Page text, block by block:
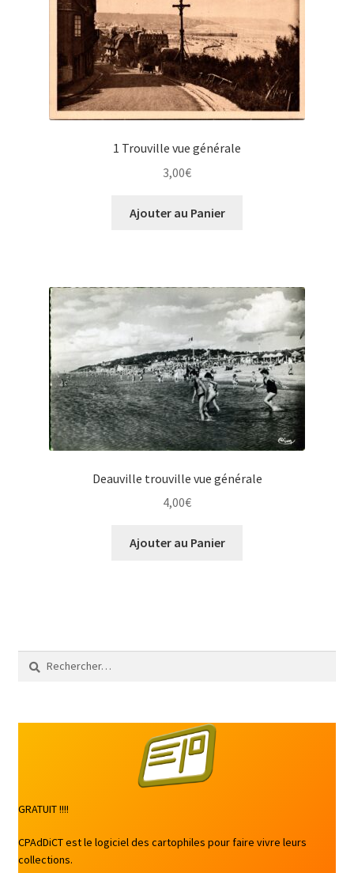
1 Trouville vue générale
3,00€
Ajouter au Panier
Deauville trouville vue générale
4,00€
Ajouter au Panier
Rechercher :
GRATUIT !!!!
CPAdDiCT est le logiciel des cartophiles pour faire vivre leurs
collections.